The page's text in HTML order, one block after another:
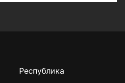
Республика